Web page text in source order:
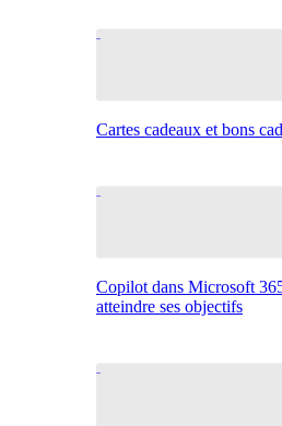
Cartes cadeaux et bons
Copilot dans Microsoft
atteindre ses objectifs